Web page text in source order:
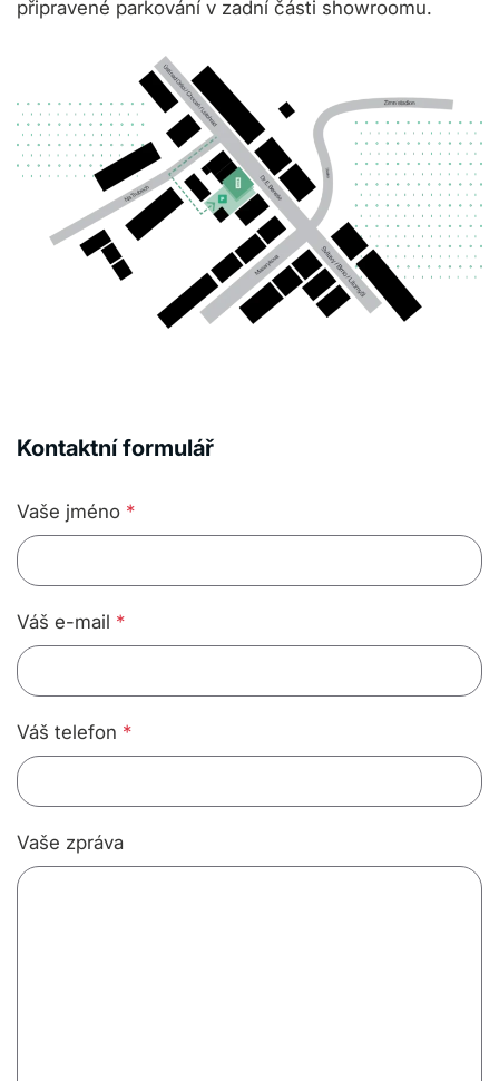
připravené parkování v zadní části showroomu.
Kontaktní formulář
Vaše jméno *
Váš e-mail *
Váš telefon *
Vaše zpráva